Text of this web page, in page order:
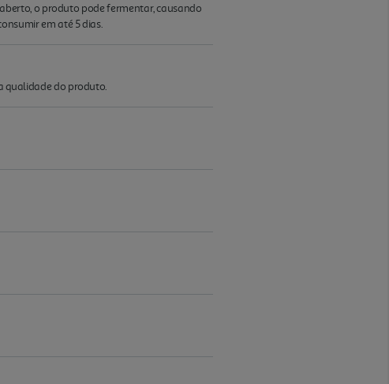
o produto pode fermentar, causando
em até 5 dias.
qualidade do produto.